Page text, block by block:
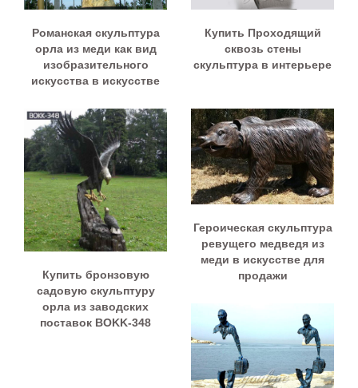
Романская скульптура
орла из меди как вид
изобразительного
искусства в искусстве
Купить Проходящий
сквозь стены
скульптура в интерьере
Купить бронзовую
садовую скульптуру
орла из заводских
поставок BOKK-348
Героическая скульптура
ревущего медведя из
меди в искусстве для
продажи